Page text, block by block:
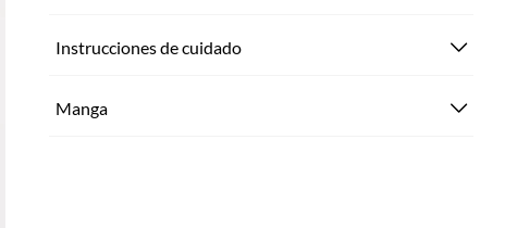
Instrucciones de cuidado
Manga